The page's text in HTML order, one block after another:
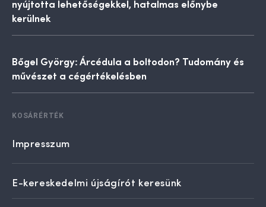
nyújtotta lehetőségekkel, hatalmas előnybe
kerülnek
Bőgel György: Árcédula a boltodon? Tudomány és
művészet a cégértékelésben
KOSÁRÉRTÉK
Impresszum
E-kereskedelmi újságírót keresünk